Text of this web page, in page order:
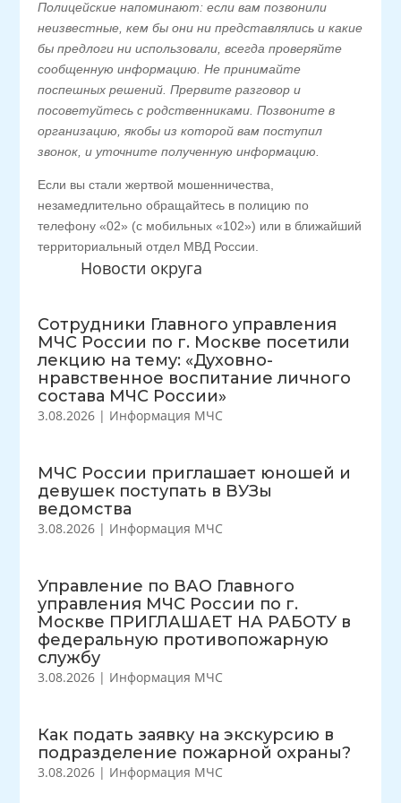
Новости округа
Сотрудники Главного управления
МЧС России по г. Москве посетили
лекцию на тему: «Духовно-
нравственное воспитание личного
состава МЧС России»
3.08.2026 | Информация МЧС
МЧС России приглашает юношей и
девушек поступать в ВУЗы
ведомства
3.08.2026 | Информация МЧС
Управление по ВАО Главного
управления МЧС России по г.
Москве ПРИГЛАШАЕТ НА РАБОТУ в
федеральную противопожарную
службу
3.08.2026 | Информация МЧС
Как подать заявку на экскурсию в
подразделение пожарной охраны?
3.08.2026 | Информация МЧС
Полицейские напоминают: если вам позвонили
неизвестные, кем бы они ни представлялись и какие
бы предлоги ни использовали, всегда проверяйте
сообщенную информацию. Не принимайте
поспешных решений. Прервите разговор и
посоветуйтесь с родственниками. Позвоните в
организацию, якобы из которой вам поступил
звонок, и уточните полученную информацию.
Если вы стали жертвой мошенничества,
незамедлительно обращайтесь в полицию по
телефону «02» (с мобильных «102») или в ближайший
территориальный отдел МВД России.